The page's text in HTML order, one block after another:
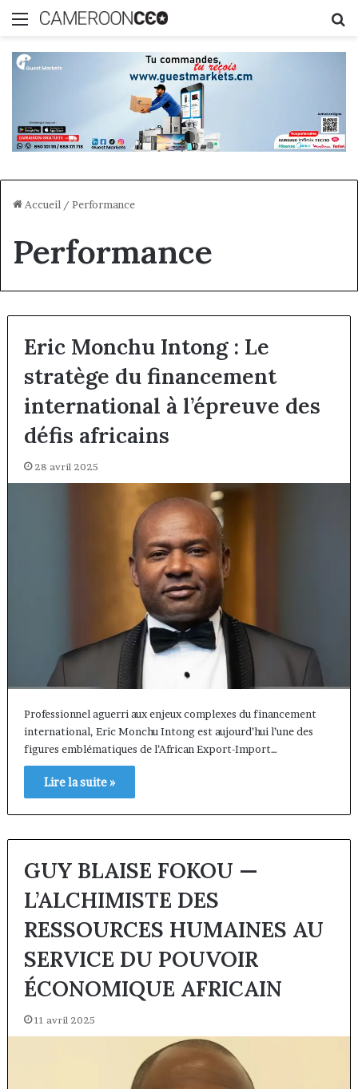
Menu
Accueil / Performance
Performance
Eric Monchu Intong : Le
stratège du financement
international à l’épreuve des
défis africains
28 avril 2025
Professionnel aguerri aux enjeux complexes du financement
international, Eric Monchu Intong est aujourd’hui l’une des
figures emblématiques de l’African Export-Import…
Lire la suite »
GUY BLAISE FOKOU —
L’ALCHIMISTE DES
RESSOURCES HUMAINES AU
SERVICE DU POUVOIR
ÉCONOMIQUE AFRICAIN
11 avril 2025